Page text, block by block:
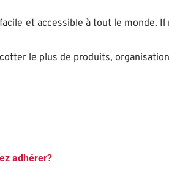
et accessible à tout le monde.
le plus de produits,
adhérer?